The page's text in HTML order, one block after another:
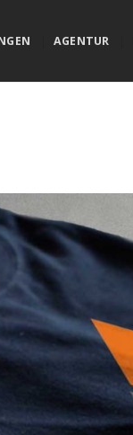
AGENTUR